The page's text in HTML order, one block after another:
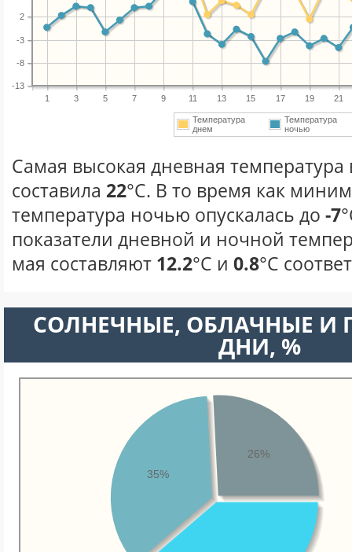
1 3 5 7 9 11 13 15 17 19 21
-13
-8
-3
2
Температура
днем
Температура
ночью
Самая высокая дневная температура
составила 22°С. В то время как
температура ночью опускалась до -7
показатели дневной и ночной
мая составляют 12.2°С и 0.8°С
CОЛНЕЧНЫЕ, ОБЛАЧНЫЕ И
ДНИ, %
35%
26%